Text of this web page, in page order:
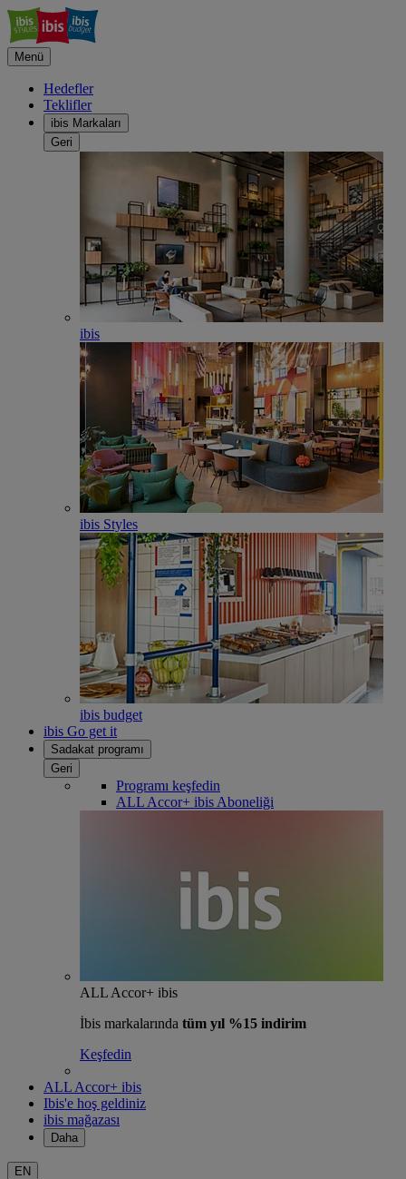
Menü
Hedefler
Teklifler
ibis Markaları
Geri
ibis
ibis Styles
ibis budget
ibis Go get it
Sadakat programı
Geri
Programı keşfedin
ALL Accor+ ibis Aboneliği
ALL Accor+ ibis
İbis markalarında tüm yıl %15 indirim
Keşfedin
ALL Accor+ ibis
Ibis'e hoş geldiniz
ibis mağazası
Daha
EN